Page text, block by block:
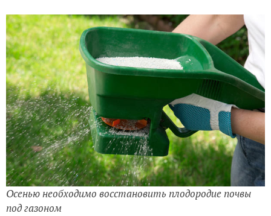
Осенью необходимо восстановить плодородие почвы
под газоном